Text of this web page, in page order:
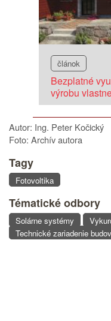
článok
Bezplatné
výrobu
Autor: Ing. Peter Kočický
Foto: Archív autora
Tagy
Fotovoltika
Tématické odbory
Solárne systémy
Technické zariadenie